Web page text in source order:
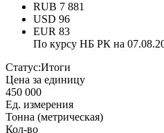
RUB 7 881
USD 96
EUR 83
По курсу НБ РК на
Статус:Итоги
Цена за единицу
450 000
Ед. измерения
Тонна (метрическая)
Кол-во